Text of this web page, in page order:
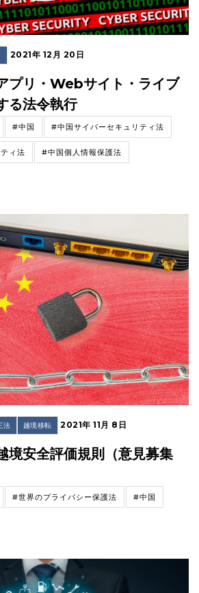
2021年 12月 20日
リ・Webサイト・ライブ
る法令執行
#中国 #中国サイバーセキュリティ法
ィ法 #中国個人情報保護法
法 越境移転 2021年 11月 8日
安全評価規則（意見募集
#世界のプライバシー保護法 #中国